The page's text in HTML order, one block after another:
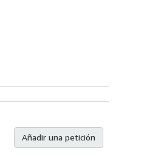
Añadir una petición